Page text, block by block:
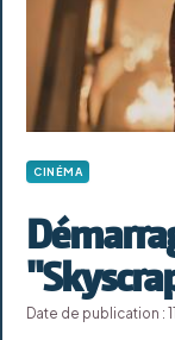
CINÉMA
Date de publication :